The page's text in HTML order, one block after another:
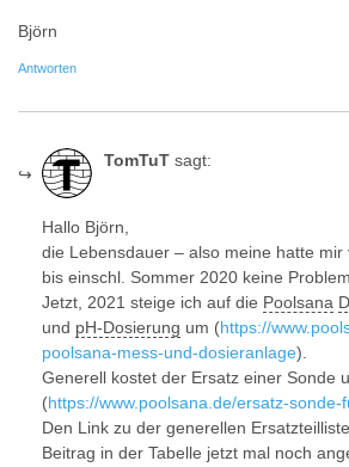
Björn
Antworten
TomTuT sagt:
Hallo Björn,
die Lebensdauer – also meine hatte mir
bis einschl. Sommer 2020 keine
Jetzt, 2021 steige ich auf die Poolsana
und pH-Dosierung um (https://
poolsana-mess-und-dosieranlage).
Generell kostet der Ersatz einer Sonde
(https://www.poolsana.de/ersatz-sonde-
Den Link zu der generellen
Beitrag in der Tabelle jetzt mal noch